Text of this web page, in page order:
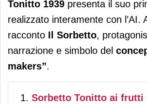
creato interamente con l’AI
Tonitto 1939 presenta il suo
realizzato interamente con l’AI.
racconto Il Sorbetto,
narrazione e simbolo del
makers”.
Sorbetto Tonitto ai frutti